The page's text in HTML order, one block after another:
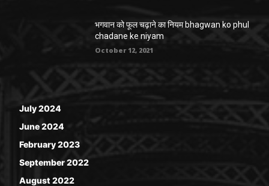
भगवान को फूल चढ़ाने का नियम bhagwan ko phul
chadane ke niyam
October 12, 2021
July 2024
June 2024
February 2023
September 2022
August 2022